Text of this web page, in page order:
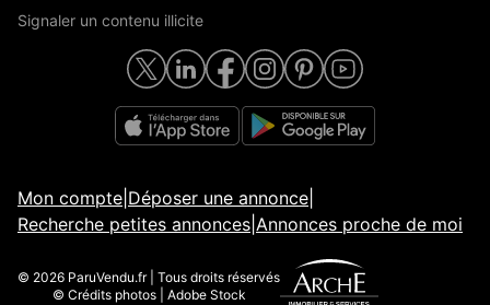
Signaler un contenu illicite
Mon compte Déposer une annonce
Recherche petites annonces Annonces proche de moi
© 2026 ParuVendu.fr | Tous droits réservés
© Crédits photos | Adobe Stock